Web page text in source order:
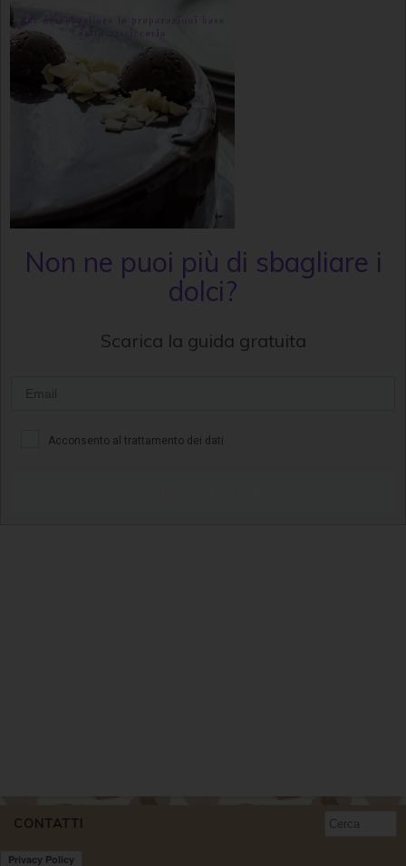
Non ne puoi più di sbagliare i
dolci?
Scarica la guida gratuita
Acconsento al trattamento dei dati
CONTATTI